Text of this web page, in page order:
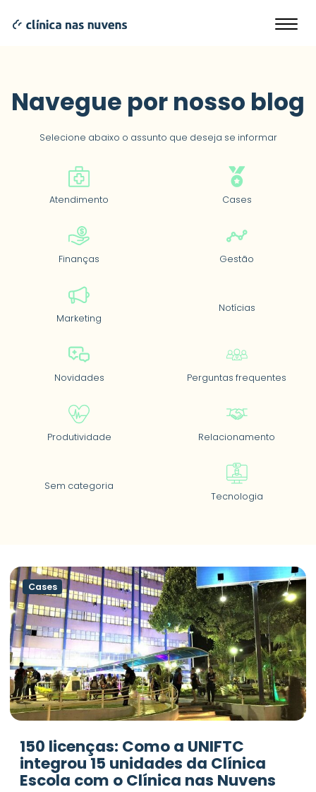
Dicas para
Navegue por nosso blog
Selecione abaixo o assunto que deseja se informar
Atendimento Cases
Finanças Gestão
Marketing
Notícias
Novidades Perguntas frequentes
Produtividade Relacionamento
Sem categoria
Tecnologia
Cases
150 licenças: Como a UNIFTC
integrou 15 unidades da Clínica
Escola com o Clínica nas Nuvens